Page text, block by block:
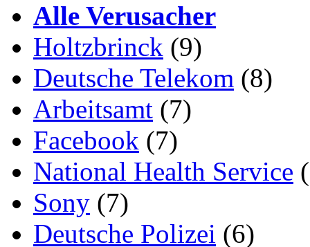
Alle Verusacher
Holtzbrinck (9)
Deutsche Telekom (8)
Arbeitsamt (7)
Facebook (7)
National Health Service
Sony (7)
Deutsche Polizei (6)